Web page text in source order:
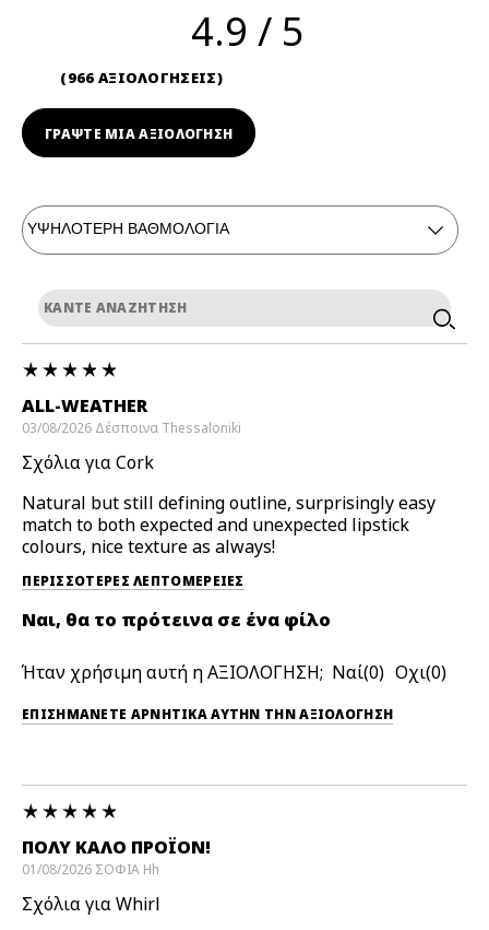
4.9
966 ΑΞΙΟΛΟΓΗΣΕΙΣ
ΓΡΆΨΤΕ ΜΙΑ ΑΞΙΟΛΟΓΗΣΗ
ALL-WEATHER
03/08/2026 Δέσποινα Thessaloniki
Σχόλια για Cork
Natural but still defining outline, surprisingly easy
match to both expected and unexpected lipstick
colours, nice texture as always!
ΠΕΡΙΣΣΌΤΕΡΕΣ ΛΕΠΤΟΜΈΡΕΙΕΣ
Ναι, θα το πρότεινα σε ένα φίλο
Ήταν χρήσιμη αυτή η ΑΞΙΟΛΟΓΗΣΗ; 0 0
ΕΠΙΣΗΜΆΝΕΤΕ ΑΡΝΗΤΙΚΆ ΑΥΤΉΝ ΤΗΝ ΑΞΙΟΛΟΓΗΣΗ
ΠΟΛΎ ΚΑΛΌ ΠΡΟΪΌΝ!
01/08/2026 ΣΟΦΙΑ Hh
Σχόλια για Whirl